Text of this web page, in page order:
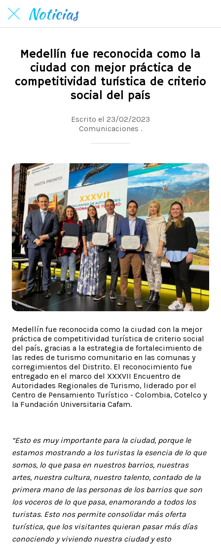
Noticias
Medellín fue reconocida como la
ciudad con mejor práctica de
competitividad turística de criterio
social del país
Escrito el 23/02/2023
Comunicaciones .
Medellín fue reconocida como la ciudad con la mejor
práctica de competitividad turística de criterio social
del país, gracias a la estrategia de fortalecimiento de
las redes de turismo comunitario en las comunas y
corregimientos del Distrito. El reconocimiento fue
entregado en el marco del XXXVII Encuentro de
Autoridades Regionales de Turismo, liderado por el
Centro de Pensamiento Turístico - Colombia, Cotelco y
la Fundación Universitaria Cafam.
“Esto es muy importante para la ciudad, porque le
estamos mostrando a los turistas la esencia de lo que
somos, lo que pasa en nuestros barrios, nuestras
artes, nuestra cultura, nuestro talento, contado de la
primera mano de las personas de los barrios que son
los voceros de lo que pasa, enamorando a todos los
turistas. Esto nos permite consolidar más oferta
turística, que los visitantes quieran pasar más días
conociendo y viviendo nuestra ciudad y esto